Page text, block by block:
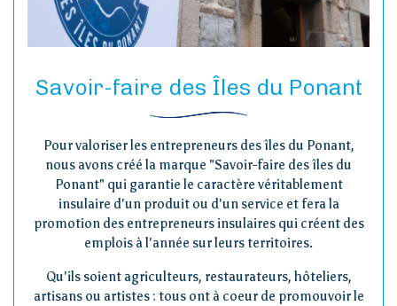
Savoir-faire des Îles du Ponant
Pour valoriser les entrepreneurs des îles du Ponant,
nous avons créé la marque "Savoir-faire des îles du
Ponant" qui garantie le caractère véritablement
insulaire d'un produit ou d'un service et fera la
promotion des entrepreneurs insulaires qui créent des
emplois à l'année sur leurs territoires.
Qu'ils soient agriculteurs, restaurateurs, hôteliers,
artisans ou artistes : tous ont à coeur de promouvoir le